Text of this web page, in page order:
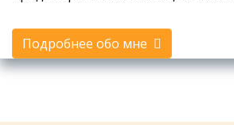
Подробнее обо мне